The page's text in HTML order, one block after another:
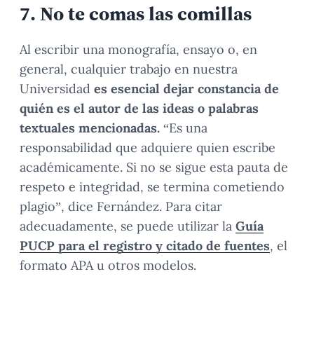
7.No te comas las comillas
Al escribir una monografía, ensayo o, en
general, cualquier trabajo en nuestra
Universidad es esencial dejar constancia de
quién es el autor de las ideas o palabras
textuales mencionadas. “Es una
responsabilidad que adquiere quien escribe
académicamente. Si no se sigue esta pauta de
respeto e integridad, se termina cometiendo
plagio”, dice Fernández. Para citar
adecuadamente, se puede utilizar la Guía
PUCP para el registro y citado de fuentes, el
formato APA u otros modelos.